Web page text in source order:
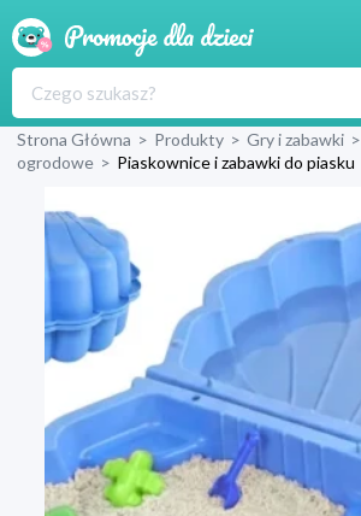
Produkty
Blog
Wyprawka
Strona Główna > Produkty > Gry i zabawki >
ogrodowe > Piaskownice i zabawki do piasku